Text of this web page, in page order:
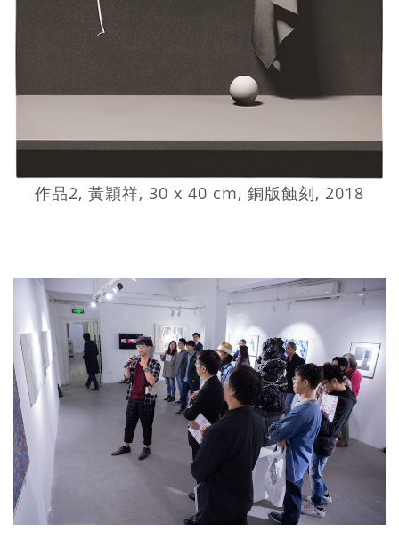
作品2, 黃穎祥, 30 x 40 cm, 銅版蝕刻, 2018